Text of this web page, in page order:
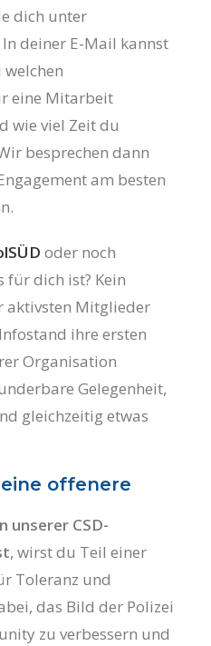
dich unter
In deiner E-Mail kannst
eine Mitarbeit
wie viel Zeit du
besprechen dann
am besten
oder noch
für dich ist? Kein
aktivsten Mitglieder
ihre ersten
Organisation
Gelegenheit,
gleichzeitig etwas
offenere
unserer CSD-
, wirst du Teil einer
Toleranz und
das Bild der Polizei
zu verbessern und